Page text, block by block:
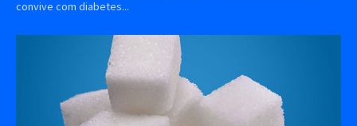
convive com diabetes...